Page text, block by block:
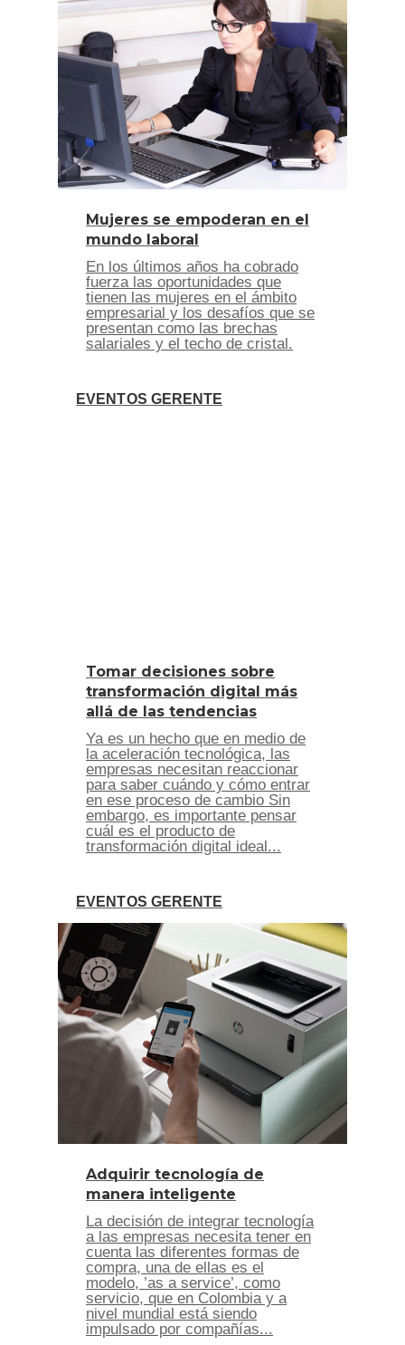
Mujeres se empoderan en el
mundo laboral
En los últimos años ha cobrado
fuerza las oportunidades que
tienen las mujeres en el ámbito
empresarial y los desafíos que se
presentan como las brechas
salariales y el techo de cristal.
EVENTOS GERENTE
Tomar decisiones sobre
transformación digital más
allá de las tendencias
Ya es un hecho que en medio de
la aceleración tecnológica, las
empresas necesitan reaccionar
para saber cuándo y cómo entrar
en ese proceso de cambio Sin
embargo, es importante pensar
cuál es el producto de
transformación digital ideal...
EVENTOS GERENTE
Adquirir tecnología de
manera inteligente
La decisión de integrar tecnología
a las empresas necesita tener en
cuenta las diferentes formas de
compra, una de ellas es el
modelo, ’as a service’, como
servicio, que en Colombia y a
nivel mundial está siendo
impulsado por compañías...